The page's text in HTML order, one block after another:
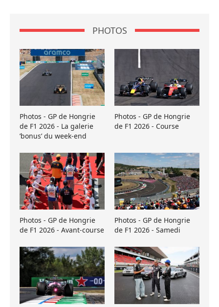
PHOTOS
Photos - GP de Hongrie
de F1 2026 - La galerie
’bonus’ du week-end
Photos - GP de Hongrie
de F1 2026 - Course
Photos - GP de Hongrie
de F1 2026 - Avant-course
Photos - GP de Hongrie
de F1 2026 - Samedi